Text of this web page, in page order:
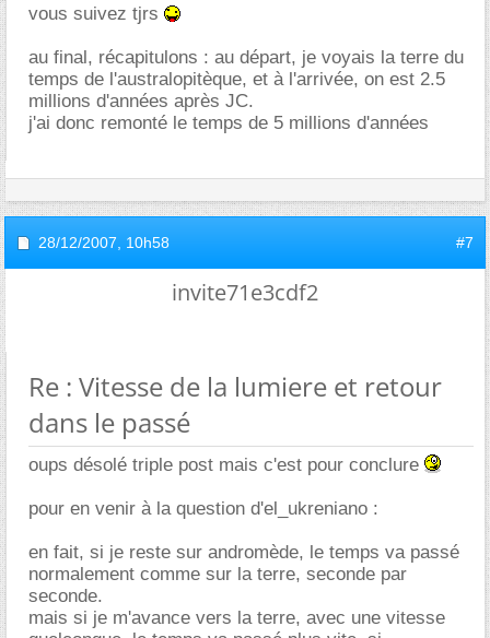
vous suivez tjrs
au final, récapitulons : au départ, je voyais la terre du
temps de l'australopitèque, et à l'arrivée, on est 2.5
millions d'années après JC.
j'ai donc remonté le temps de 5 millions d'années
28/12/2007, 10h58 #7
invite71e3cdf2
Re : Vitesse de la lumiere et retour
dans le passé
oups désolé triple post mais c'est pour conclure
pour en venir à la question d'el_ukreniano :
en fait, si je reste sur andromède, le temps va passé
normalement comme sur la terre, seconde par
seconde.
mais si je m'avance vers la terre, avec une vitesse